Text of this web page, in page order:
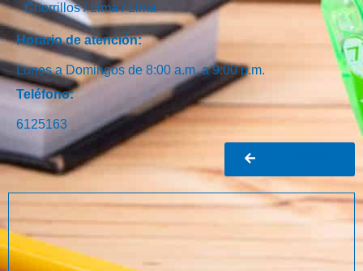
Chorrillos /Lima /Lima
Horario de atención:
Lunes a Domingos de 8:00 a.m. a 9:00 p.m.
Teléfono:
6125163